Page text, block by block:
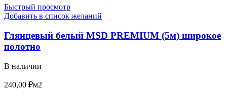
Быстрый просмотр
Добавить в список желаний
Глянцевый белый MSD PREMIUM (5м) широкое
полотно
В наличии
240,00 ₽м2